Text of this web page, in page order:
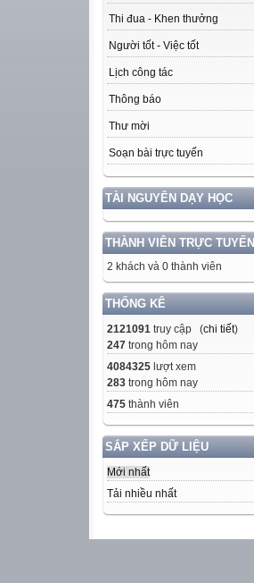
Thi đua - Khen thưởng
Người tốt - Việc tốt
Lịch công tác
Thông báo
Thư mời
Soạn bài trực tuyến
TÀI NGUYÊN DẠY HỌC
THÀNH VIÊN TRỰC TUYẾN
2 khách và 0 thành viên
THỐNG KÊ
2121091 truy cập (chi tiết)
247 trong hôm nay
4084325 lượt xem
283 trong hôm nay
475 thành viên
SẮP XẾP DỮ LIỆU
Mới nhất
Tải nhiều nhất